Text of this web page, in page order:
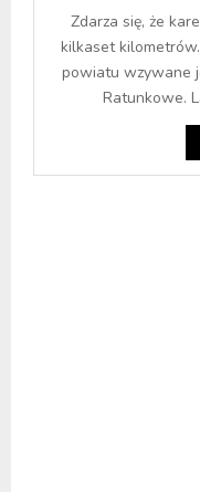
Zdarza się, że
kilkaset
powiatu wzywane
Ratunkowe.